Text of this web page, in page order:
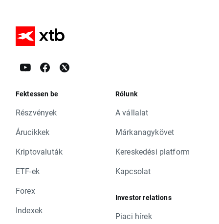
Fektessen be
Részvények
Árucikkek
Kriptovaluták
ETF-ek
Forex
Indexek
Rólunk
A vállalat
Márkanagykövet
Kereskedési platform
Kapcsolat
Investor relations
Piaci hírek